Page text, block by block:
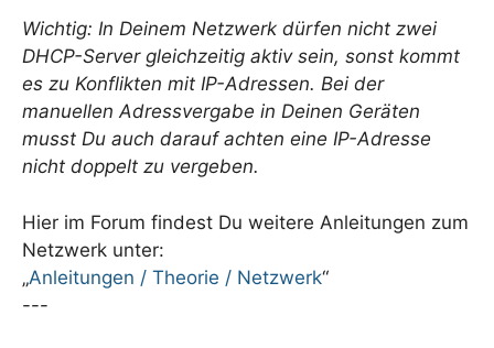
Wichtig: In Deinem Netzwerk dürfen nicht zwei
DHCP-Server gleichzeitig aktiv sein, sonst kommt
es zu Konflikten mit IP-Adressen. Bei der
manuellen Adressvergabe in Deinen Geräten
musst Du auch darauf achten eine IP-Adresse
nicht doppelt zu vergeben.
Hier im Forum findest Du weitere Anleitungen zum
Netzwerk unter:
„Anleitungen / Theorie / Netzwerk“
---